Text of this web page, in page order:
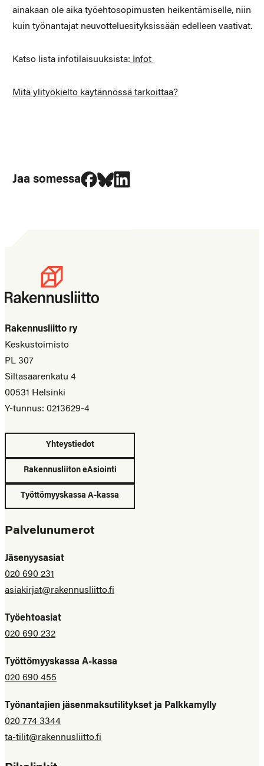
ainakaan ole aika työehtosopimusten heikentämiselle, niin
kuin työnantajat neuvotteluesityksissään edelleen vaativat.
Katso lista infotilaisuuksista: Infot
Mitä ylityökielto käytännössä tarkoittaa?
Jaa somessa
Jaa Facebookissa
Jaa Blueskyssa
Jaa LinkedIn:ssä
Rakennusliitto ry
Keskustoimisto
PL 307
Siltasaarenkatu 4
00531 Helsinki
Y-tunnus: 0213629-4
Yhteystiedot
Rakennusliiton eAsiointi
Työttömyyskassa A-kassa
Palvelunumerot
Jäsenyysasiat
020 690 231
asiakirjat@rakennusliitto.fi
Työehtoasiat
020 690 232
Työttömyyskassa A-kassa
020 690 455
Työnantajien jäsenmaksutilitykset ja Palkkamylly
020 774 3344
ta-tilit@rakennusliitto.fi